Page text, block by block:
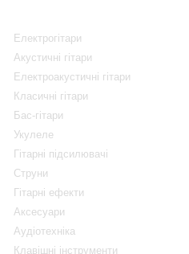
Електрогітари
Акустичні гітари
Електроакустичні гітари
Класичні гітари
Бас-гітари
Укулеле
Гітарні підсилювачі
Струни
Гітарні ефекти
Аксесуари
Аудіотехніка
Клавішні інструменти